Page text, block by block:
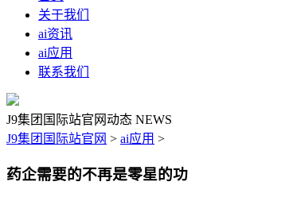
关于我们
ai资讯
ai应用
联系我们
J9集团国际站官网动态 NEWS
J9集团国际站官网 > ai应用 >
药企需要的不再是零星的功